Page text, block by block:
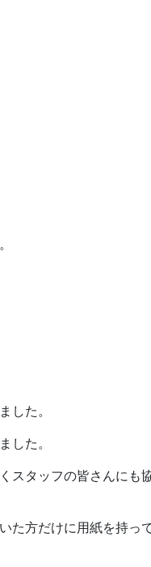
した。
した。
スタッフの皆さんにも
た方だけに用紙を持っ